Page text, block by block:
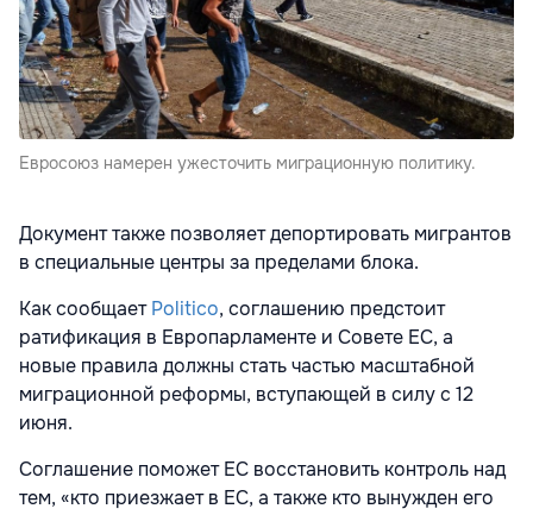
Евросоюз намерен ужесточить миграционную политику.
Документ также позволяет депортировать мигрантов
в специальные центры за пределами блока.
Как сообщает Politico, соглашению предстоит
ратификация в Европарламенте и Совете ЕС, а
новые правила должны стать частью масштабной
миграционной реформы, вступающей в силу с 12
июня.
Соглашение поможет ЕС восстановить контроль над
тем, «кто приезжает в ЕС, а также кто вынужден его